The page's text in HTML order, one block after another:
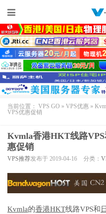
当前位置： VPS GO » VPS优惠 »
VPS优惠促销
Kvmla香港HKT线路
惠促销
VPS推荐发布于 2019-04-16 分类：
Kvmla的香港HKT线路VPS和